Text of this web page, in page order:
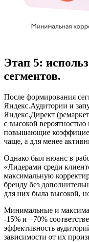
Этап 5:
сегментов.
После формирования
Яндекс.Аудитории и
Яндекс.Директ
с высокой
повышающие
чаще, а для менее
Однако был нюанс в
«Лидерами среди
максимальную
бренду без
для них была высокой,
Минимальные и
-15% и +70%
эффективность
зависимости от их